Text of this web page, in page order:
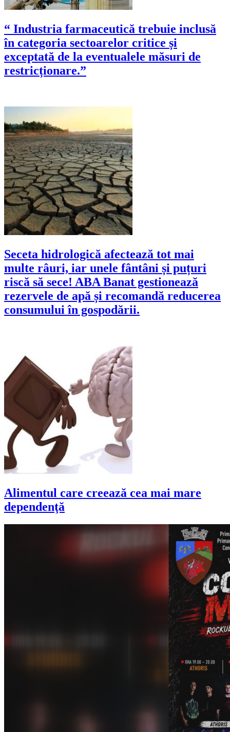
“ Industria farmaceutică trebuie inclusă
în categoria sectoarelor critice și
exceptată de la eventualele măsuri de
restricționare.”
Seceta hidrologică afectează tot mai
multe râuri, iar unele fântâni și puțuri
riscă să sece! ABA Banat gestionează
rezervele de apă și recomandă reducerea
consumului în gospodării.
Alimentul care creează cea mai mare
dependenţă